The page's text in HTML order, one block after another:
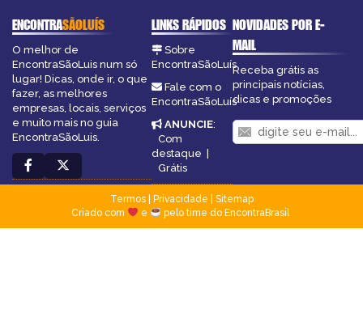
ENCONTRASÃOLUÍS
O melhor de
EncontraSãoLuis num só
lugar! Dicas, onde ir, o que
fazer, as melhores
empresas, locais, serviços
e muito mais no guia
EncontraSãoLuis.
LINKS RÁPIDOS
Sobre
EncontraSãoLuís
Fale com o
EncontraSãoLuís
ANUNCIE:
Com
destaque |
Grátis
NOVIDADES POR E-
MAIL
Receba grátis as
principais notícias,
dicas e promoções
Termos| Privacidade
Sitemap
Criado com
e pelo time do EncontraBrasil